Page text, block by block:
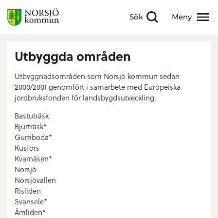
Sök
Visa sökfält Meny
Visa meny
Utbyggda områden
Utbyggnadsområden som Norsjö kommun sedan
2000/2001 genomfört i samarbete med Europeiska
jordbruksfonden för landsbygdsutveckling.
Bastuträsk
Bjurträsk*
Gumboda*
Kusfors
Kvarnåsen*
Norsjö
Norsjövallen
Risliden
Svansele*
Åmliden*